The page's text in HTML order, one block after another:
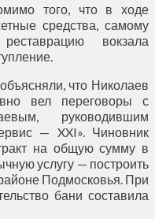
того, что в ходе
средства, самому
вокзала
что Николаев
вел переговоры с
руководившим
— XXI». Чиновник
на общую сумму в
услугу — построить
Подмосковья. При
бани составила